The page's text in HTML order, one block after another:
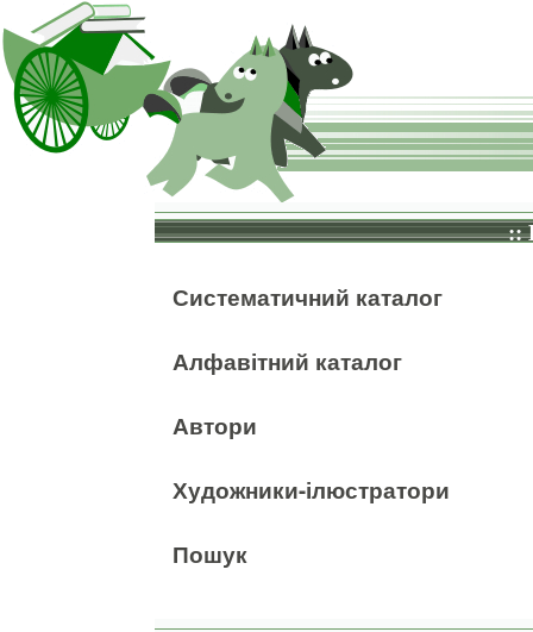
::
Систематичний каталог
Алфавітний каталог
Автори
Художники-ілюстратори
Пошук